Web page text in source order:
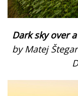
Dark sky over
by Matej